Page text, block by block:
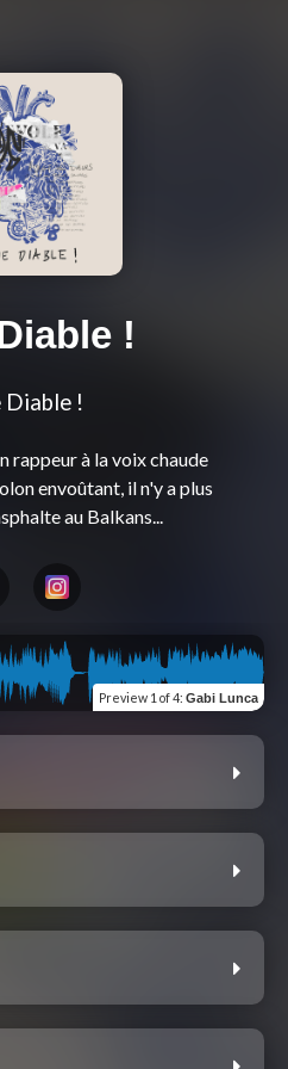
!
Diable !
rappeur à la voix chaude
envoûtant, il n'y a plus
Preview 1 of 4: Gabi Lunca